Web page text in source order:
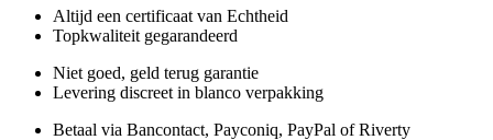
Altijd een certificaat van Echtheid
Topkwaliteit gegarandeerd
Niet goed, geld terug garantie
Levering discreet in blanco verpakking
Betaal via Bancontact, Payconiq, PayPal of Riverty